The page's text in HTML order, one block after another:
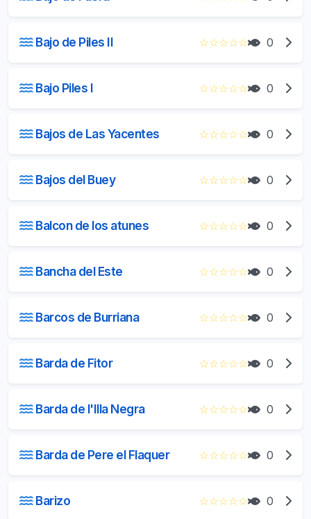
Bajo de Piles II ☆☆☆☆☆ 0
Bajo Piles I ☆☆☆☆☆ 0
Bajos de Las Yacentes ☆☆☆☆☆ 0
Bajos del Buey ☆☆☆☆☆ 0
Balcon de los atunes ☆☆☆☆☆ 0
Bancha del Este ☆☆☆☆☆ 0
Barcos de Burriana ☆☆☆☆☆ 0
Barda de Fitor ☆☆☆☆☆ 0
Barda de l'Illa Negra ☆☆☆☆☆ 0
Barda de Pere el Flaquer ☆☆☆☆☆ 0
Barizo ☆☆☆☆☆ 0